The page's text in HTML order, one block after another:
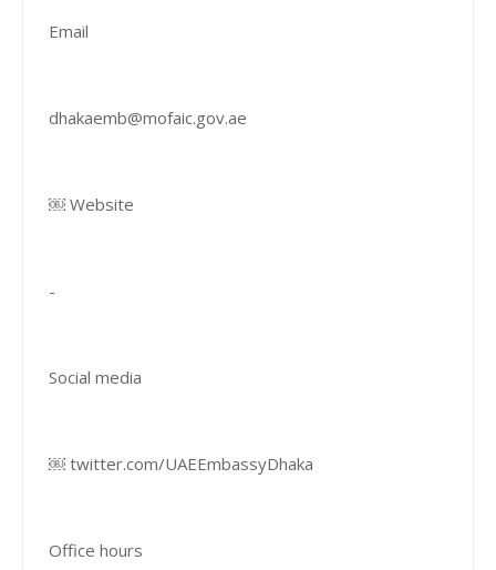
Email
dhakaemb@mofaic.gov.ae
￼ Website
-
Social media
￼ twitter.com/UAEEmbassyDhaka
Office hours